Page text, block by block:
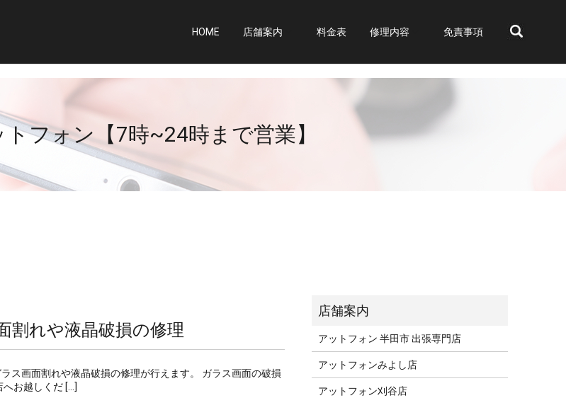
HOME 店舗案内 料金表 修理内容 免責事項
フォン【7時~24時まで営業】
割れや液晶破損の修理
ス画面割れや液晶破損の修理が行えます。 ガラス画面の破損
お越しくだ […]
アットフォン 半田市 出張専門店
アットフォンみよし店
アットフォン刈谷店